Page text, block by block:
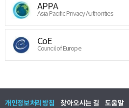
APPA
Asia Pacific Privacy Authorities
CoE
Council of Europe
개인정보처리방침 찾아오시는 길 도움말